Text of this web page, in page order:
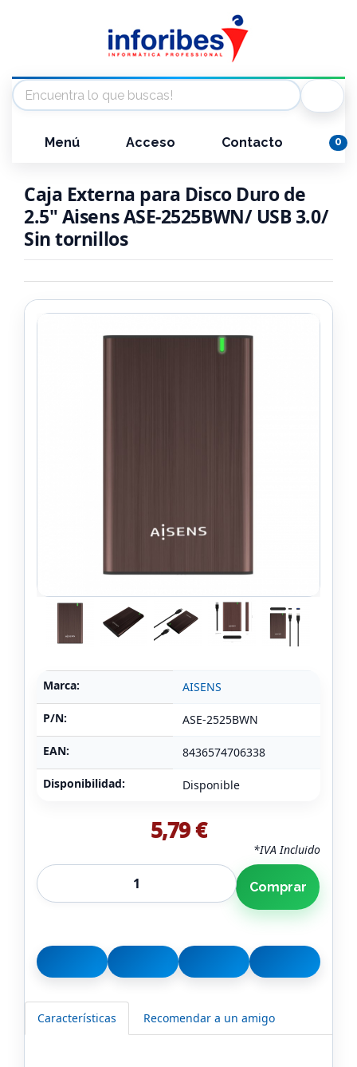
Menú Acceso Contacto 0
Caja Externa para Disco Duro de
2.5" Aisens ASE-2525BWN/ USB 3.0/
Sin tornillos
Marca: AISENS
P/N: ASE-2525BWN
EAN: 8436574706338
Disponibilidad: Disponible
5,79 €
*IVA Incluido
Comprar
Características Recomendar a un amigo